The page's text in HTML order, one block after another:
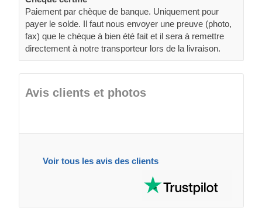
Paiement par chèque de banque. Uniquement pour
payer le solde. Il faut nous envoyer une preuve (photo,
fax) que le chèque à bien été fait et il sera à remettre
directement à notre transporteur lors de la livraison.
Avis clients et photos
Voir tous les avis des clients